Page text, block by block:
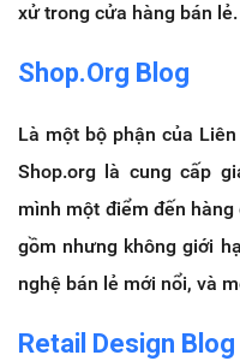
xử trong cửa hàng bán lẻ.
Shop.Org Blog
Là một bộ phận của
Shop.org là cung cấp
mình một điểm đến
gồm nhưng không giới
nghệ bán lẻ mới nổi, và
Retail Design Blog